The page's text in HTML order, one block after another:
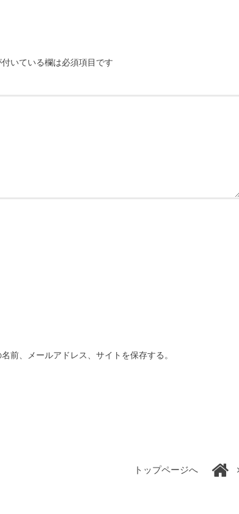
付いている欄は必須項目です
前、メールアドレス、サイトを保存する。
トップページへ